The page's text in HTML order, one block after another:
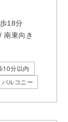
18分
南東向き
10分以内
バルコニー